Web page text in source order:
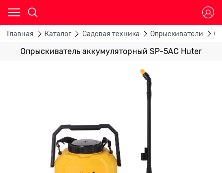
Главная Каталог Садовая техника Опрыскиватели
Опрыскиватель аккумуляторный SP-5AC Huter